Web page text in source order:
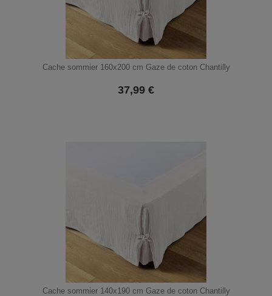
Cache sommier 160x200 cm Gaze de coton Chantilly
37,99 €
Cache sommier 140x190 cm Gaze de coton Chantilly